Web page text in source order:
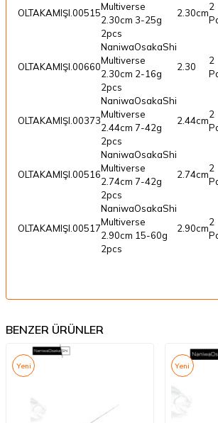
OLTAKAMIŞI.00515
Multiverse
2.30cm 3-25g
2pcs
2.30cm
2
OLTAKAMIŞI.00660
NaniwaOsakaShi
Multiverse
2.30cm 2-16g
2pcs
2.30
2
OLTAKAMIŞI.00373
NaniwaOsakaShi
Multiverse
2.44cm 7-42g
2pcs
2.44cm
2
OLTAKAMIŞI.00516
NaniwaOsakaShi
Multiverse
2.74cm 7-42g
2pcs
2.74cm
2
OLTAKAMIŞI.00517
NaniwaOsakaShi
Multiverse
2.90cm 15-60g
2pcs
2.90cm
2
BENZER ÜRÜNLER
Yeni Yeni